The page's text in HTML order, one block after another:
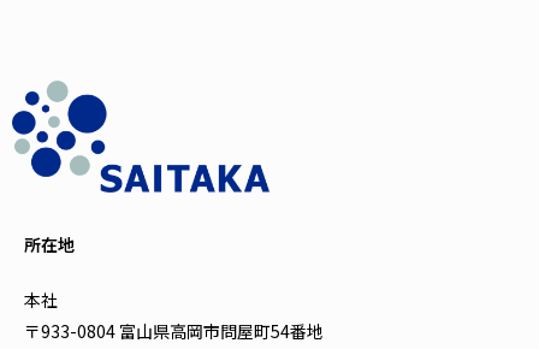
所在地
本社
〒933-0804 富山県高岡市問屋町54番地